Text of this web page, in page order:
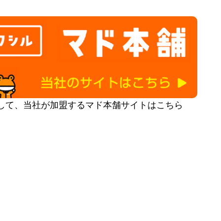
て、当社が加盟するマド本舗サイトはこちら